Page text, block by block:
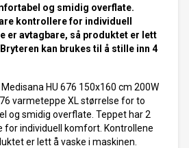
og smidig overflate.
kontrollere for individuell
er avtagbare, så produktet er lett
kan brukes til å stille inn 4
HU 676 150x160 cm 200W
varmeteppe XL størrelse for to
og smidig overflate. Teppet har 2
for individuell komfort. Kontrollene
er lett å vaske i maskinen.